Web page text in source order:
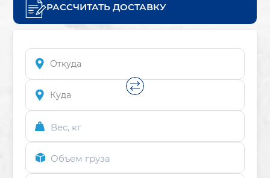
РАССЧИТАТЬ ДОСТАВКУ
Вес, кг
Объем груза